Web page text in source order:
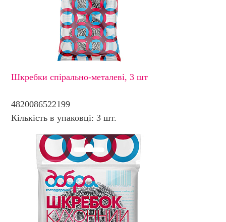
Шкребки спірально-металеві, 3 шт
4820086522199
Кількість в упаковці: 3 шт.